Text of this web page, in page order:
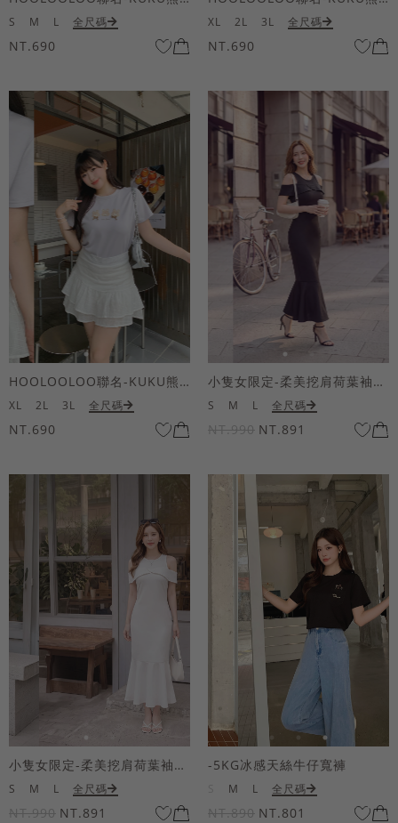
S M L 全尺碼
NT.690
XL 2L 3L 全尺碼
NT.690
HOOLOOLOO聯名-KUKU熊蝴蝶結短袖上衣
XL 2L 3L 全尺碼
NT.690
小隻女限定-柔美挖肩荷葉袖魚尾長洋裝
S M L 全尺碼
NT.990 NT.891
小隻女限定-柔美挖肩荷葉袖魚尾長洋裝
S M L 全尺碼
NT.990 NT.891
-5KG冰感天絲牛仔寬褲
M L 全尺碼
NT.890 NT.801